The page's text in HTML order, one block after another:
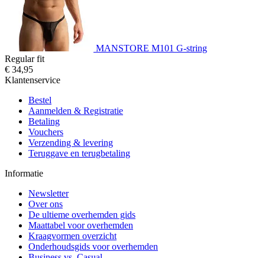
MANSTORE M101 G-string
Regular fit
€ 34,95
Klantenservice
Bestel
Aanmelden & Registratie
Betaling
Vouchers
Verzending & levering
Teruggave en terugbetaling
Informatie
Newsletter
Over ons
De ultieme overhemden gids
Maattabel voor overhemden
Kraagvormen overzicht
Onderhoudsgids voor overhemden